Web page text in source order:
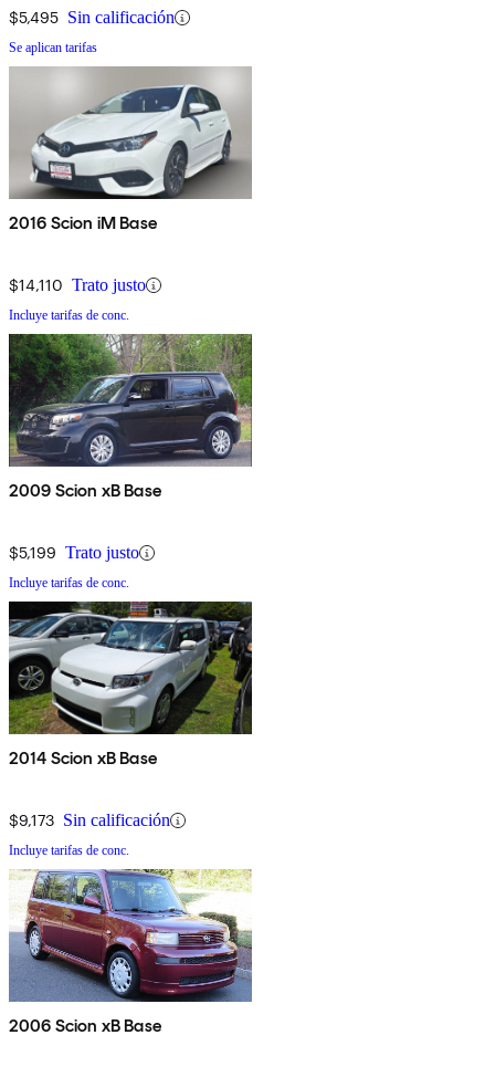
$5,495 Sin calificación
Se aplican tarifas
2016 Scion iM Base
$14,110 Trato justo
Incluye tarifas de conc.
2009 Scion xB Base
$5,199 Trato justo
Incluye tarifas de conc.
2014 Scion xB Base
$9,173 Sin calificación
Incluye tarifas de conc.
2006 Scion xB Base